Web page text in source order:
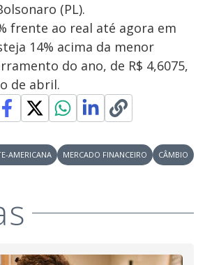
(PL).
frente ao real até agora em
14% acima da menor
do ano, de R$ 4,6075,
de abril.
AMERICANA MERCADO FINANCEIRO CÂMBIO